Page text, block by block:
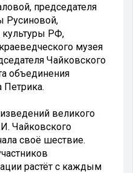
председателя
Русиновой,
культуры РФ,
музея
Чайковского
объединения
великого
Чайковского
своё шествие.
растёт с каждым